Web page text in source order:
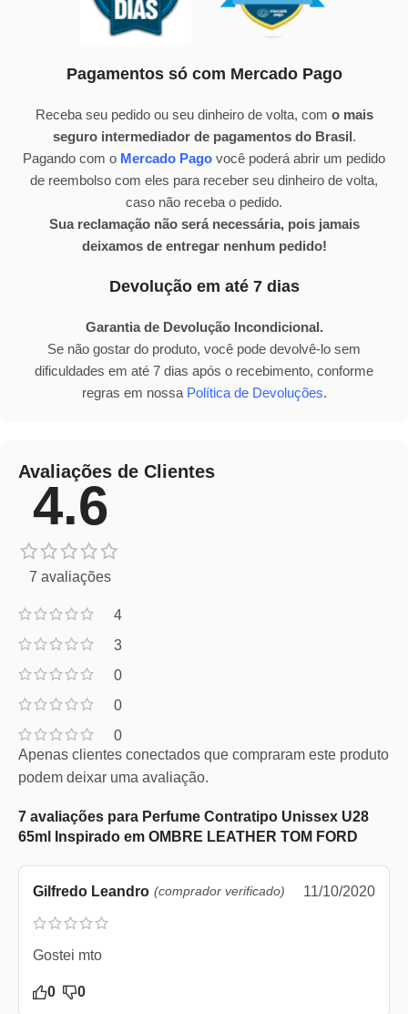
Pagamentos só com Mercado Pago
Receba seu pedido ou seu dinheiro de volta, com o mais
seguro intermediador de pagamentos do Brasil.
Pagando com o Mercado Pago você poderá abrir um pedido
de reembolso com eles para receber seu dinheiro de volta,
caso não receba o pedido.
Sua reclamação não será necessária, pois jamais
deixamos de entregar nenhum pedido!
Devolução em até 7 dias
Garantia de Devolução Incondicional.
Se não gostar do produto, você pode devolvê-lo sem
dificuldades em até 7 dias após o recebimento, conforme
regras em nossa Política de Devoluções.
Avaliações de Clientes
4.6
7 avaliações
4
3
0
0
0
7 avaliações para Perfume Contratipo Unissex U28
65ml Inspirado em OMBRE LEATHER TOM FORD
Gilfredo Leandro (comprador verificado) 11/10/2020
Gostei mto
0 0
Apenas clientes conectados que compraram este produto
podem deixar uma avaliação.